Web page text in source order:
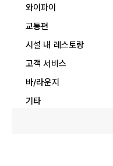
와이파이
교통편
시설 내 레스토랑
고객 서비스
바/라운지
기타